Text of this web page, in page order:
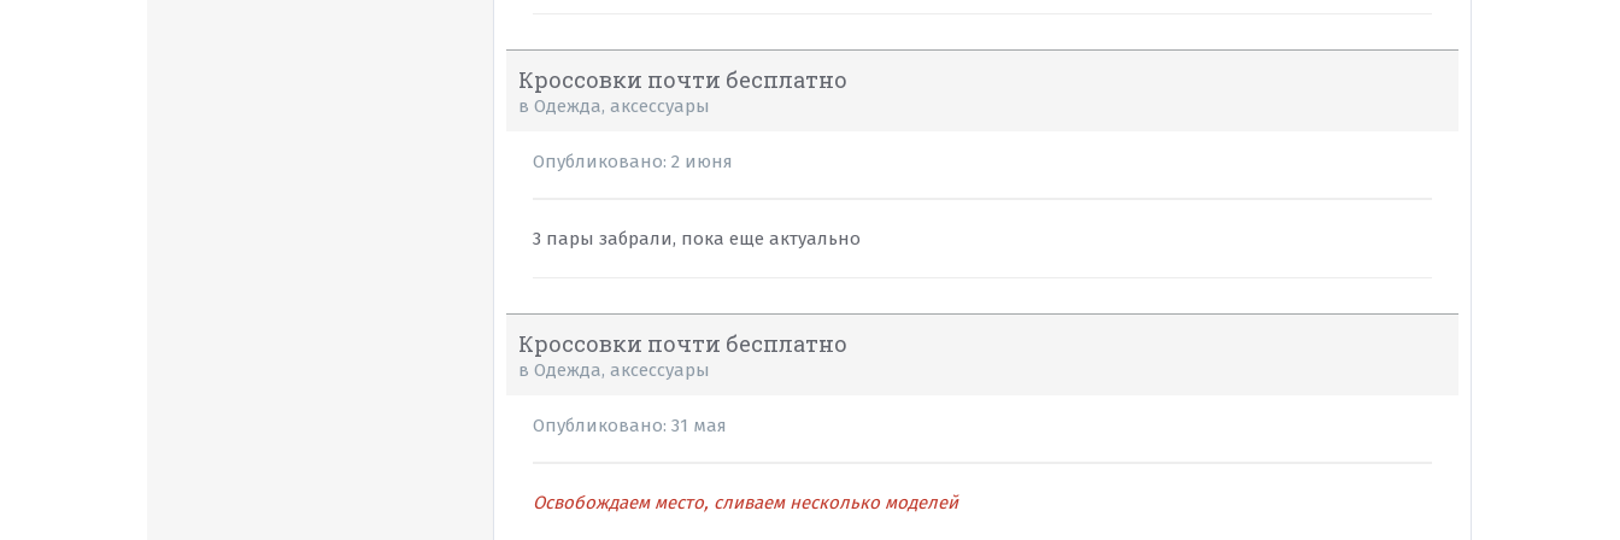
Кроссовки почти бесплатно
вОдежда, аксессуары
Опубликовано:2 июня
3 пары забрали, пока еще актуально
Кроссовки почти бесплатно
вОдежда, аксессуары
Опубликовано:31 мая
Освобождаем место, сливаем несколько моделей